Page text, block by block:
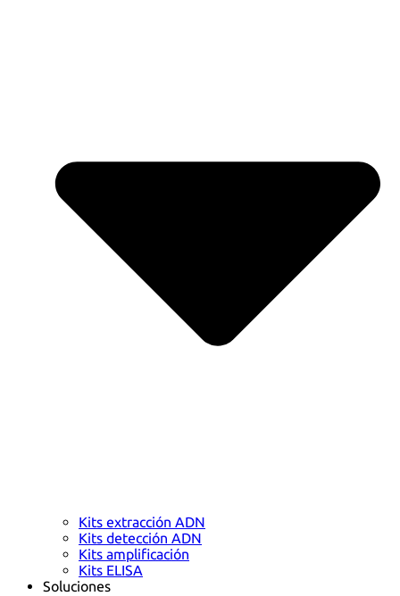
Kits extracción ADN
Kits detección ADN
Kits amplificación
Kits ELISA
Soluciones